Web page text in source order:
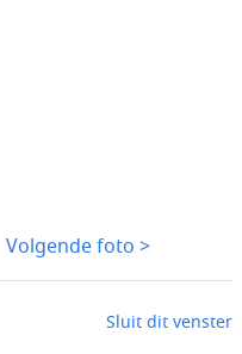
Volgende foto >
Sluit dit venster